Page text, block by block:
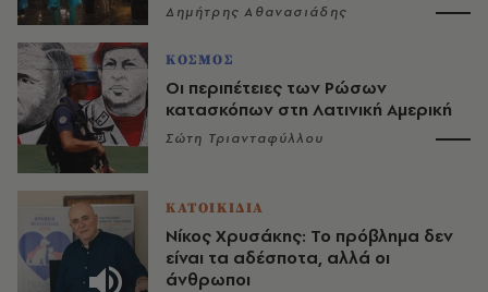
Δημήτρης Αθανασιάδης
ΚΟΣΜΟΣ
Οι περιπέτειες των Ρώσων
κατασκόπων στη Λατινική Αμερική
Σώτη Τριανταφύλλου
ΚΑΤΟΙΚΙΔΙΑ
Νίκος Χρυσάκης: Το πρόβλημα δεν
είναι τα αδέσποτα, αλλά οι
άνθρωποι